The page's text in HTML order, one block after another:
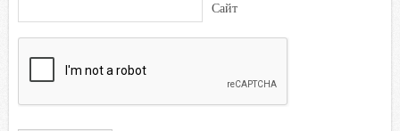
Сайт